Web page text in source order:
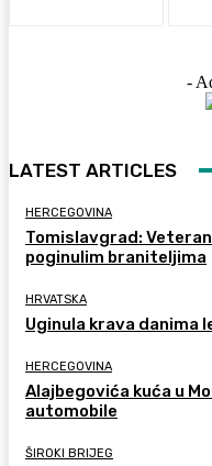
-
LATEST ARTICLES
HERCEGOVINA
Tomislavgrad:
poginulim braniteljima
HRVATSKA
Uginula krava danima
HERCEGOVINA
Alajbegovića kuća u
automobile
ŠIROKI BRIJEG